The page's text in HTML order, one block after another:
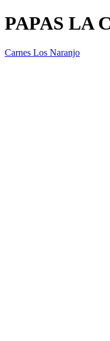
PAPAS LA
Carnes Los Naranjo